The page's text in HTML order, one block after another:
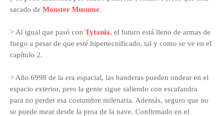
sacado de Monster Musume.
> Al igual que pasó con Tytania, el futuro está lleno de armas de
fuego a pesar de que esté hipertecnificado, tal y como se ve en el
capítulo 2.
> Año 6998 de la era espacial, las banderas pueden ondear en el
espacio exterior, pero la gente sigue saliendo con escafandra
para no perder esa costumbre milenaria. Además, seguro que no
se puede mear desde la proa de la nave. Confirmado en el